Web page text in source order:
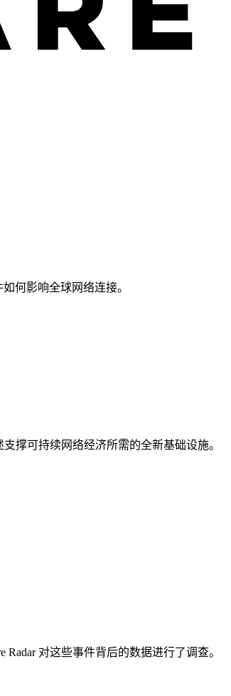
何影响全球网络连接。
撑可持续网络经济所需的全新基础设施。
对这些事件背后的数据进行了调查。